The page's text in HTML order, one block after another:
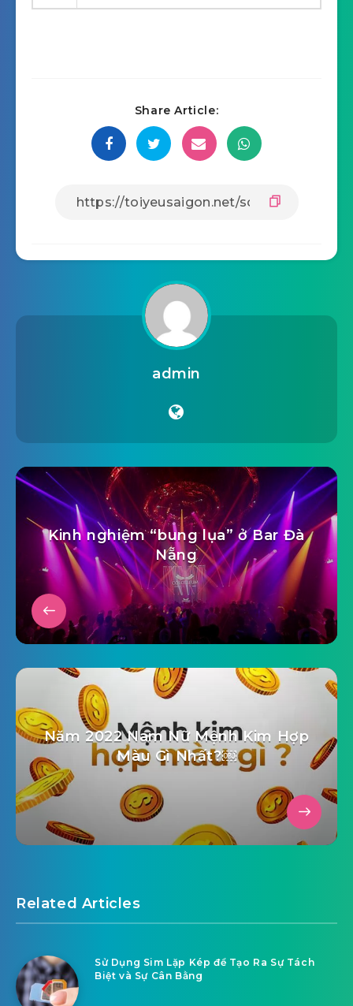
Share Article:
admin
Kinh nghiệm “bung lụa” ở Bar Đà
Nẵng
Năm 2022 Nam Nữ Mệnh Kim Hợp
Màu Gì Nhất?￼
Related Articles
Sử Dụng Sim Lặp Kép để Tạo Ra Sự Tách
Biệt và Sự Cân Bằng